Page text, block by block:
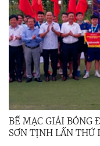
BẾ MẠC GIẢI BÓNG
SƠN TỊNH LẦN THỨ